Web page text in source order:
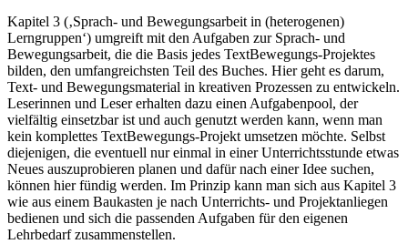
Kapitel 3 (‚Sprach- und Bewegungsarbeit in (heterogenen)
Lerngruppen‘) umgreift mit den Aufgaben zur Sprach- und
Bewegungsarbeit, die die Basis jedes TextBewegungs-Projektes
bilden, den umfangreichsten Teil des Buches. Hier geht es darum,
Text- und Bewegungsmaterial in kreativen Prozessen zu entwickeln.
Leserinnen und Leser erhalten dazu einen Aufgabenpool, der
vielfältig einsetzbar ist und auch genutzt werden kann, wenn man
kein komplettes TextBewegungs-Projekt umsetzen möchte. Selbst
diejenigen, die eventuell nur einmal in einer Unterrichtsstunde etwas
Neues auszuprobieren planen und dafür nach einer Idee suchen,
können hier fündig werden. Im Prinzip kann man sich aus Kapitel 3
wie aus einem Baukasten je nach Unterrichts- und Projektanliegen
bedienen und sich die passenden Aufgaben für den eigenen
Lehrbedarf zusammenstellen.